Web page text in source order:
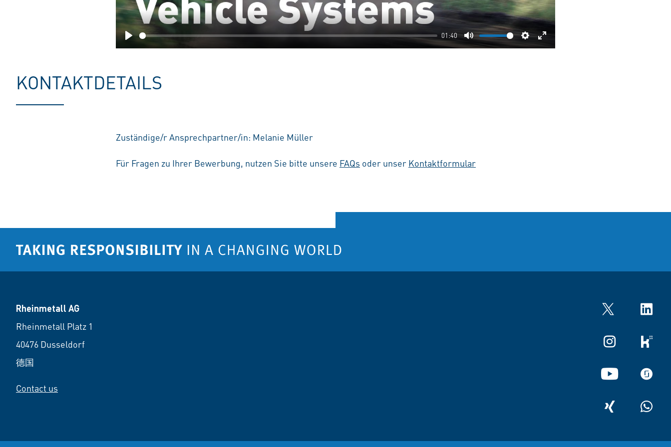
Play
01:40
Mute Settings
Enter
KONTAKTDETAILS
Zuständige/r Ansprechpartner/in: Melanie Müller
Für Fragen zu Ihrer Bewerbung, nutzen Sie bitte unsere FAQs oder unser Kontaktformular
Rheinmetall AG
Rheinmetall Platz 1
40476 Dusseldorf
德国
Contact us
Twitter LinkedIn
Instagram kununu
YouTube
XING